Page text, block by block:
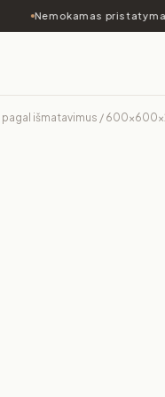
Nemokamas pristatymas
pagal išmatavimus /